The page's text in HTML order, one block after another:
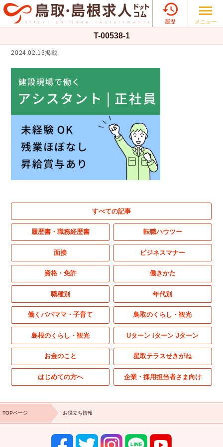

履歴 メニュー
T-00538-1
2024.02.13掲載
すべての記事
履歴書・職務経歴書 転職ハウツー
面接 ビジネスマナー
資格・免許 働きかた
職種別 年代別
働くパパママ・子育て 鳥取のくらし・観光
島根のくらし・観光 Uターン Iターン Jターン
お金のこと 星取テラスせきがね
はじめての方へ 企業・採用担当者さま向け
TOPページ お役立ち情報